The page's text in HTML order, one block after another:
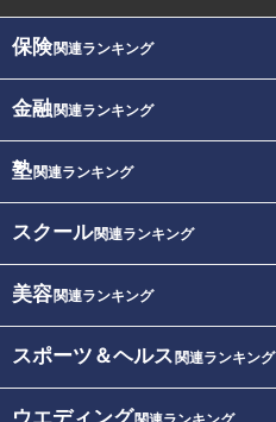
保険関連ランキング
金融関連ランキング
塾関連ランキング
スクール関連ランキング
美容関連ランキング
スポーツ＆ヘルス 関連ランキング